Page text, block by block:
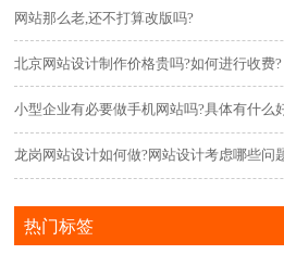
网站那么老,还不打算改版吗?
北京网站设计制作价格贵吗?如何进行收费?
小型企业有必要做手机网站吗?具体有什么
龙岗网站设计如何做?网站设计考虑哪些问
热门标签